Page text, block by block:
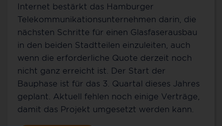
Internet bestärkt das Hamburger
Telekommunikationsunternehmen darin, die
nächsten Schritte für einen Glasfaserausbau
in den beiden Stadtteilen einzuleiten, auch
wenn die erforderliche Quote derzeit noch
nicht ganz erreicht ist. Der Start der
Bauphase ist für das 3. Quartal dieses Jahres
geplant. Aktuell fehlen noch einige Verträge,
damit das Projekt umgesetzt werden kann.